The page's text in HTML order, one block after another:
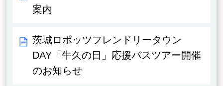
案内
茨城ロボッツフレンドリータウン
DAY「牛久の日」応援バスツアー開催
のお知らせ